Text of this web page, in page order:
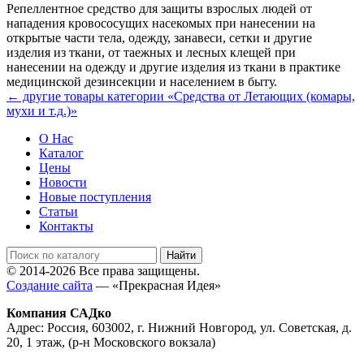
Репеллентное средство для защиты взрослых людей от
нападения кровососущих насекомых при нанесении на
открытые части тела, одежду, занавеси, сетки и другие
изделия из ткани, от таежных и лесных клещей при
нанесении на одежду и другие изделия из ткани в практике
медицинской дезинсекции и населением в быту.
← другие товары категории «Средства от Летающих (комары,
мухи и т.д.)»
О Нас
Каталог
Цены
Новости
Новые поступления
Статьи
Контакты
© 2014-2026 Все права защищены.
Создание сайта — «Прекрасная Идея»
Компания САДко
Адрес: Россия, 603002, г. Нижний Новгород, ул. Советская, д.
20, 1 этаж, (р-н Московского вокзала)